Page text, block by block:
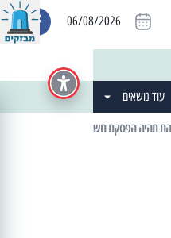
06/08/2026
עוד נושאים